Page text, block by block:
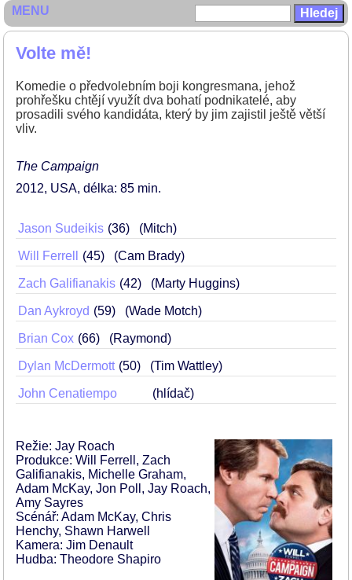
Volte mě!
Komedie o předvolebním boji kongresmana, jehož
prohřešku chtějí využít dva bohatí podnikatelé, aby
prosadili svého kandidáta, který by jim zajistil ještě větší
vliv.
The Campaign
2012 USA délka: 85 min
Jason Sudeikis 36 (Mitch)
Will Ferrell 45 (Cam Brady)
Zach Galifianakis 42 (Marty Huggins)
Dan Aykroyd 59 (Wade Motch)
Brian Cox 66 (Raymond)
Dylan McDermott 50 (Tim Wattley)
John Cenatiempo (hlídač)
Režie: Jay Roach
Produkce: Will Ferrell, Zach
Galifianakis, Michelle Graham,
Adam McKay, Jon Poll, Jay Roach,
Amy Sayres
Scénář: Adam McKay, Chris
Henchy, Shawn Harwell
Kamera: Jim Denault
Hudba: Theodore Shapiro
MENU